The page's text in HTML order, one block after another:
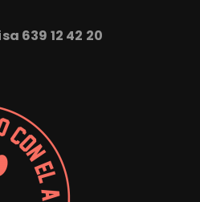
639 12 42 20